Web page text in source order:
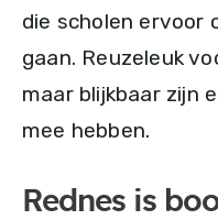
die scholen ervoor
gaan. Reuzeleuk
maar blijkbaar zijn
mee hebben.
Rednes is